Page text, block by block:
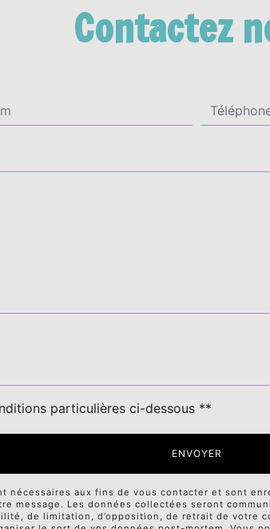
Contactez
particulières ci-dessous **
ENVOYER
nécessaires aux fins de vous contacter et sont
message. Les données collectées seront
de limitation, d’opposition, de retrait de votre